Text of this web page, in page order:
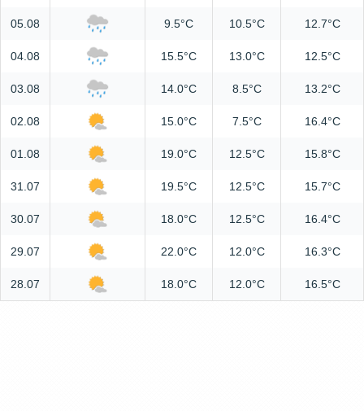
05.08 9.5°C 10.5°C 12.7°C
04.08 15.5°C 13.0°C 12.5°C
03.08 14.0°C 8.5°C 13.2°C
02.08 15.0°C 7.5°C 16.4°C
01.08 19.0°C 12.5°C 15.8°C
31.07 19.5°C 12.5°C 15.7°C
30.07 18.0°C 12.5°C 16.4°C
29.07 22.0°C 12.0°C 16.3°C
28.07 18.0°C 12.0°C 16.5°C